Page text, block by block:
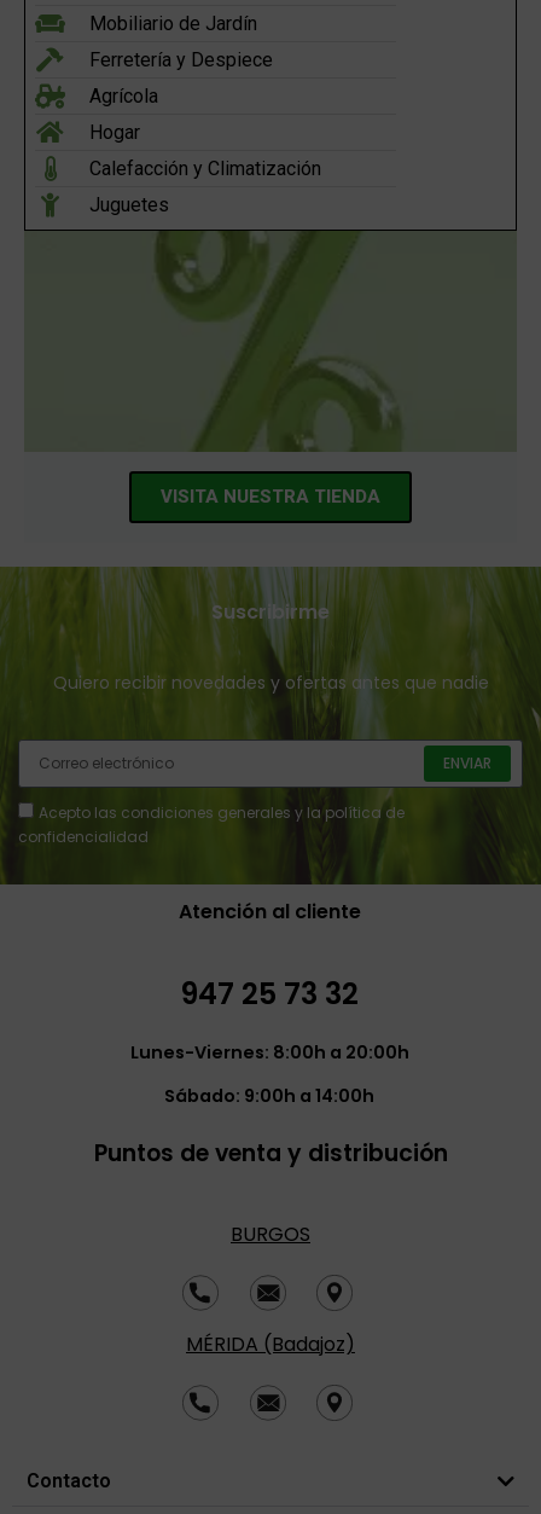
Mobiliario de Jardín
Ferretería y Despiece
Agrícola
Hogar
Calefacción y Climatización
Juguetes
VISITA NUESTRA TIENDA
Suscribirme
Quiero recibir novedades y ofertas antes que nadie
Acepto las condiciones generales y la política de
confidencialidad
ENVIAR
Atención al cliente
947 25 73 32
Lunes-Viernes: 8:00h a 20:00h
Sábado: 9:00h a 14:00h
Puntos de venta y distribución
BURGOS
MÉRIDA (Badajoz)
Contacto